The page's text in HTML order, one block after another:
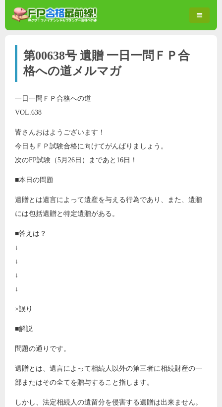
第00638号 遺贈 一日一問ＦＰ合
格への道メルマガ
一日一問ＦＰ合格への道
VOL.638
皆さんおはようございます！
今日もＦＰ試験合格に向けてがんばりましょう。
次のFP試験（5月26日）まであと16日！
■本日の問題
遺贈とは遺言によって遺産を与える行為であり、また、遺贈
には包括遺贈と特定遺贈がある。
■答えは？
↓
↓
↓
↓
×誤り
■解説
問題の通りです。
遺贈とは、遺言によって相続人以外の第三者に相続財産の一
部またはその全てを贈与すること指します。
しかし、法定相続人の遺留分を侵害する遺贈は出来ません。